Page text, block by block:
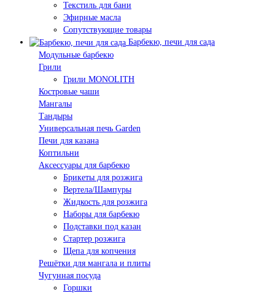
Текстиль для бани
Эфирные масла
Сопутствующие товары
Барбекю, печи для сада
Модульные барбекю
Грили
Грили MONOLITH
Костровые чаши
Мангалы
Тандыры
Универсальная печь Garden
Печи для казана
Коптильни
Аксессуары для барбекю
Брикеты для розжига
Вертела/Шампуры
Жидкость для розжига
Наборы для барбекю
Подставки под казан
Стартер розжига
Щепа для копчения
Решётки для мангала и плиты
Чугунная посуда
Горшки